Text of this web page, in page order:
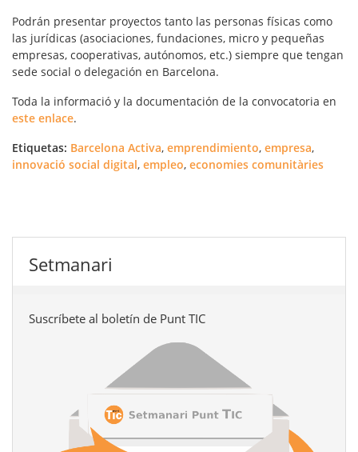
Podrán presentar proyectos tanto las personas físicas como
las jurídicas (asociaciones, fundaciones, micro y pequeñas
empresas, cooperativas, autónomos, etc.) siempre que tengan
sede social o delegación en Barcelona.
Toda la informació y la documentación de la convocatoria en
este enlace.
Etiquetas: Barcelona Activa, emprendimiento, empresa,
innovació social digital, empleo, economies comunitàries
Setmanari
Suscríbete al boletín de Punt TIC